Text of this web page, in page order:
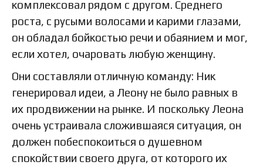
комплексовал рядом с другом. Среднего
роста, с русыми волосами и карими глазами,
он обладал бойкостью речи и обаянием и мог,
если хотел, очаровать любую женщину.
Они составляли отличную команду: Ник
генерировал идеи, а Леону не было равных в
их продвижении на рынке. И поскольку Леона
очень устраивала сложившаяся ситуация, он
должен побеспокоиться о душевном
спокойствии своего друга, от которого их